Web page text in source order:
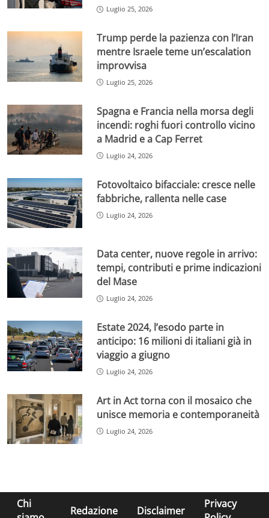
Luglio 25, 2026
Trump perde la pazienza con l’Iran
mentre Israele teme un’escalation
improvvisa
Luglio 25, 2026
Spagna e Francia nella morsa degli
incendi: roghi fuori controllo vicino
a Madrid e a Cap Ferret
Luglio 24, 2026
Fotovoltaico bifacciale: cresce nelle
fabbriche, rallenta nelle case
Luglio 24, 2026
Data center, nuove regole in arrivo:
tempi, contributi e prime indicazioni
del Mase
Luglio 24, 2026
Estate 2024, l’esodo parte in
anticipo: 16 milioni di italiani già in
viaggio a giugno
Luglio 24, 2026
Art in Act torna con il mosaico che
unisce memoria e contemporaneità
Luglio 24, 2026
Chi
Redazione Disclaimer
Privacy